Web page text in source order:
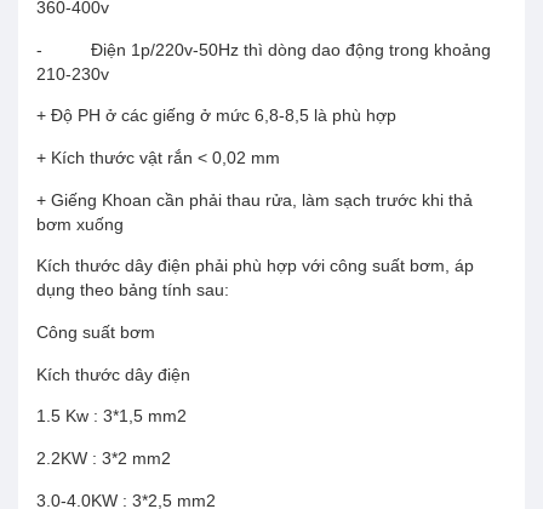
360-400v
- Điện 1p/220v-50Hz thì dòng dao động trong khoảng
210-230v
+ Độ PH ở các giếng ở mức 6,8-8,5 là phù hợp
+ Kích thước vật rắn < 0,02 mm
+ Giếng Khoan cần phải thau rửa, làm sạch trước khi thả
bơm xuống
Kích thước dây điện phải phù hợp với công suất bơm, áp
dụng theo bảng tính sau:
Công suất bơm
Kích thước dây điện
1.5 Kw : 3*1,5 mm2
2.2KW : 3*2 mm2
3.0-4.0KW : 3*2,5 mm2